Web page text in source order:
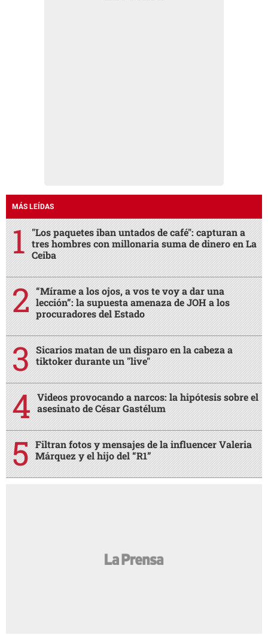
MÁS LEÍDAS
"Los paquetes iban untados de café": capturan a
tres hombres con millonaria suma de dinero en La
Ceiba
“Mírame a los ojos, a vos te voy a dar una
lección”: la supuesta amenaza de JOH a los
procuradores del Estado
Sicarios matan de un disparo en la cabeza a
tiktoker durante un "live"
Videos provocando a narcos: la hipótesis sobre el
asesinato de César Gastélum
Filtran fotos y mensajes de la influencer Valeria
Márquez y el hijo del “R1”